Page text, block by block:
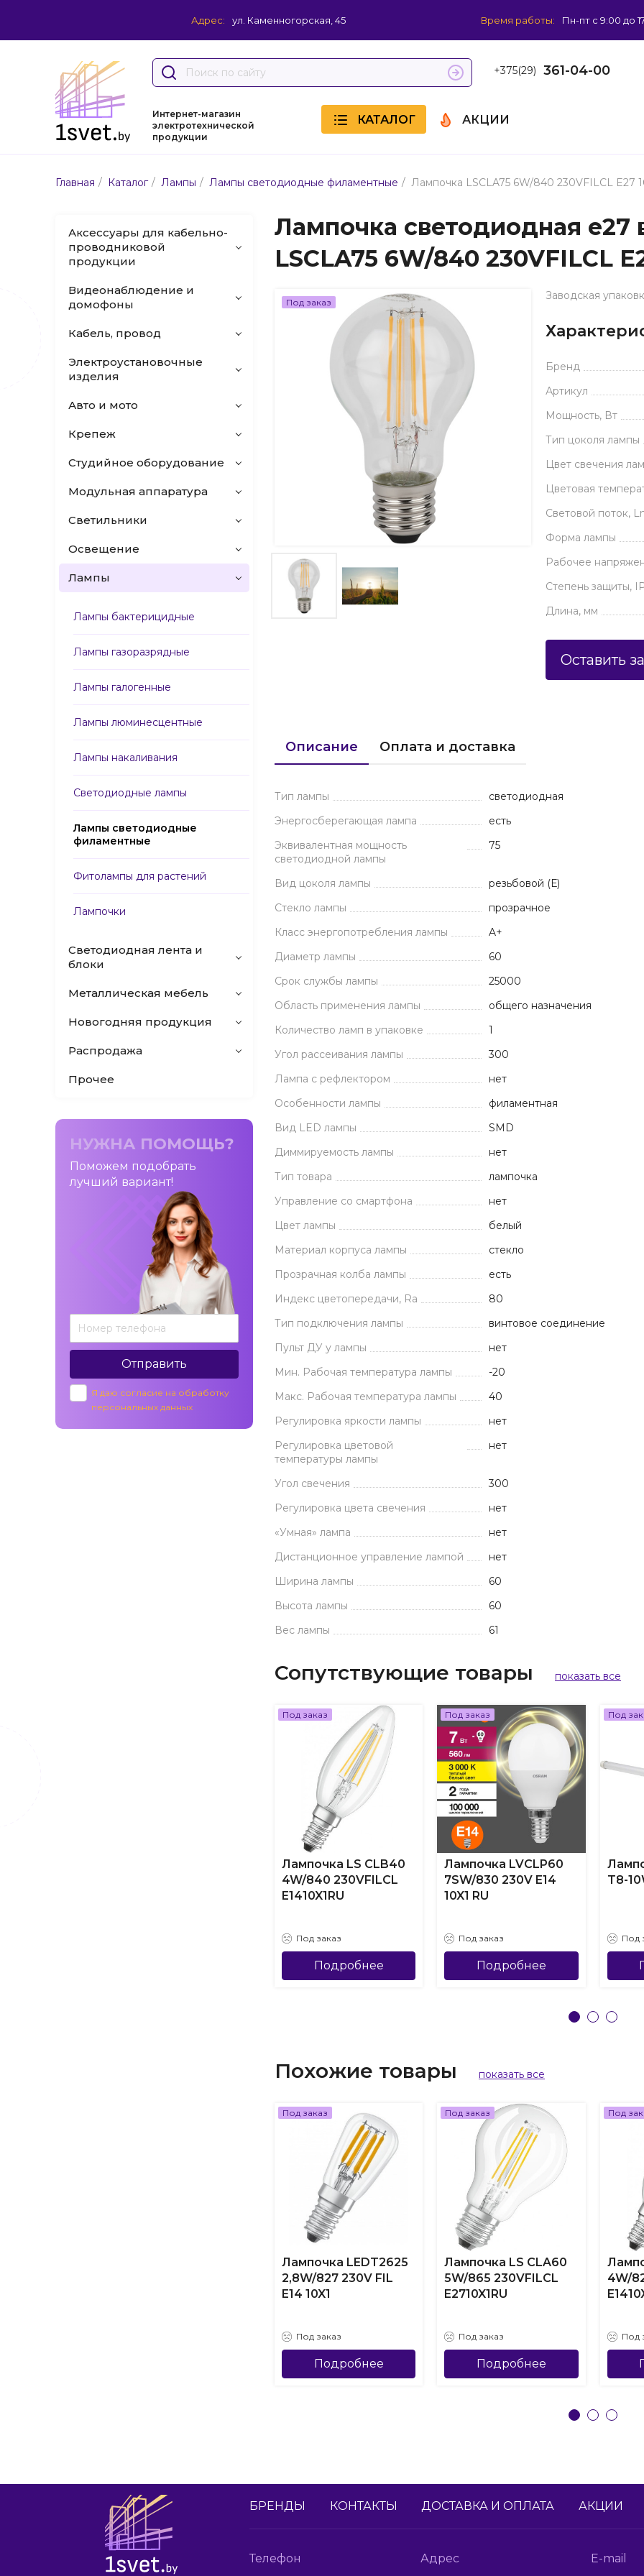
Адрес: ул. Каменногорская, 45 Время работы: Пн-пт с 9:00 до
+375(29) 361-04-00
Интернет-магазин
электротехнической
продукции
КАТАЛОГ АКЦИИ
Главная / Каталог / Лампы / Лампы светодиодные филаментные / Лампочка LSCLA75 6W/840 230VFILCL E27
Аксессуары для кабельно-
проводниковой
продукции
Видеонаблюдение и
домофоны
Кабель, провод
Электроустановочные
изделия
Авто и мото
Крепеж
Студийное оборудование
Модульная аппаратура
Светильники
Освещение
Лампы
Лампы бактерицидные
Лампы газоразрядные
Лампы галогенные
Лампы люминесцентные
Лампы накаливания
Светодиодные лампы
Лампы светодиодные
филаментные
Фитолампы для растений
Лампочки
Светодиодная лента и
блоки
Металлическая мебель
Новогодняя продукция
Распродажа
Прочее
НУЖНА ПОМОЩЬ?
Поможем подобрать
лучший вариант!
Отправить
Я даю согласие на обработку
персональных данных
Лампочка светодиодная e27
LSCLA75 6W/840 230VFILCL
Под заказ
Заводская
Бренд
Артикул
Мощность, Вт
Тип цоколя лампы
Цвет свечения
Цветовая
Световой поток,
Форма лампы
Рабочее
Степень защиты,
Длина, мм
Оставить
Описание Оплата и доставка
Тип лампы
светодиодная
Энергосберегающая лампа
есть
Эквивалентная мощность
светодиодной лампы
75
Вид цоколя лампы
резьбовой (Е)
Стекло лампы
прозрачное
Класс энергопотребления лампы
A+
Диаметр лампы
60
Срок службы лампы
25000
Область применения лампы
общего назначения
Количество ламп в упаковке
1
Угол рассеивания лампы
300
Лампа с рефлектором
нет
Особенности лампы
филаментная
Вид LED лампы
SMD
Диммируемость лампы
нет
Тип товара
лампочка
Управление со смартфона
нет
Цвет лампы
белый
Материал корпуса лампы
стекло
Прозрачная колба лампы
есть
Индекс цветопередачи, Ra
80
Тип подключения лампы
винтовое соединение
Пульт ДУ у лампы
нет
Мин. Рабочая температура лампы
-20
Макс. Рабочая температура лампы
40
Регулировка яркости лампы
нет
Регулировка цветовой
температуры лампы
нет
Угол свечения
300
Регулировка цвета свечения
нет
«Умная» лампа
нет
Дистанционное управление лампой
нет
Ширина лампы
60
Высота лампы
60
Вес лампы
61
Сопутствующие товары показать все
Под заказ
Лампочка LS CLB40
4W/840 230VFILCL
E1410X1RU
Под заказ
Подробнее
Под заказ
Лампочка LVCLP60
7SW/830 230V E14
10X1 RU
Под заказ
Подробнее
Под
T8-
Под
Похожие товары показать все
Под заказ
Лампочка LEDT2625
2,8W/827 230V FIL
E14 10X1
Под заказ
Подробнее
Под заказ
Лампочка LS CLA60
5W/865 230VFILCL
E2710X1RU
Под заказ
Подробнее
Под
4W/
Под
БРЕНДЫ КОНТАКТЫ ДОСТАВКА И ОПЛАТА АКЦИИ
Телефон
Адрес
E-mail